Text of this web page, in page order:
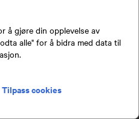
å gjøre din opplevelse av
alle" for å bidra med data til
Tilpass cookies
for formidling av kunnskap om jakt og
men har et sterkt jakt-, fiske-, og
har ansvar for innhold de